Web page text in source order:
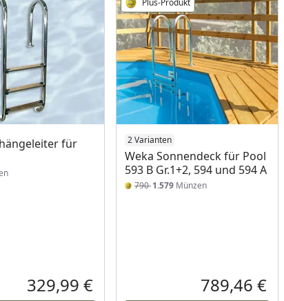
für
Aktueller Preis
329,99 €
Plus-Produkt
2 Varianten
Weka Sonnendeck für Pool
593 B Gr.1+2, 594 und 594 A
7901.579 Münzen
789,46 €